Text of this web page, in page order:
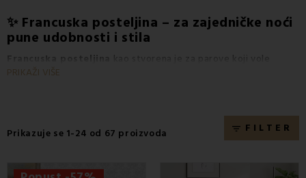
✨ Francuska posteljina – za zajedničke noći
pune udobnosti i stila
Francuska posteljina
kao stvorena je za parove koji vole
uživati u blizini i zajedničkom spavanju pod jednim velikim
i estetski savršeno usklađen
krevet.
navlaku za poplun dimenzija 200 × 220 cm
2x jastučnicu
PRIKAŽI VIŠE
filter_list FILTER
Prikazuje se 1-24 od 67 proizvoda